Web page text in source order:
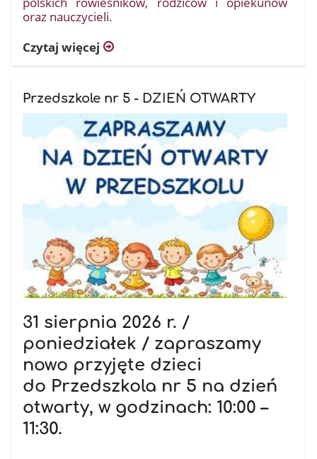
oraz nauczycieli.
Czytaj więcej
Przedszkole nr 5 - DZIEŃ OTWARTY
31 sierpnia 2026 r. /
poniedziałek / zapraszamy
nowo przyjęte dzieci
do Przedszkola nr 5 na dzień
otwarty, w godzinach: 10:00 –
11:30.